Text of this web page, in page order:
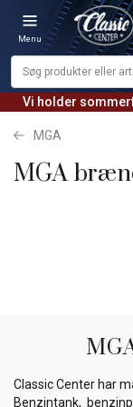
Vi holder
Menu
MGA
MGA
Classic Center har
Benzintank,